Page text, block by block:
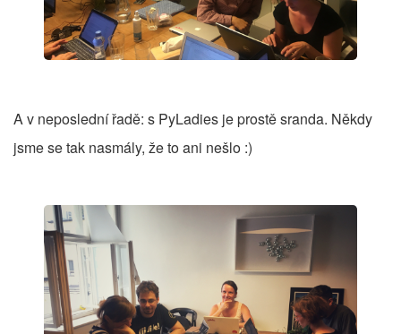
A v neposlední řadě: s PyLadies je prostě sranda. Někdy
jsme se tak nasmály, že to ani nešlo :)